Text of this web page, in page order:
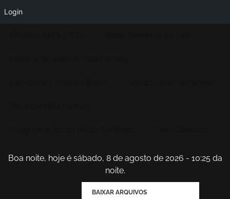
Boa noite, hoje é sábado, 8 de agosto de 2026 - 10:25 da
noite.
BAIXAR ARQUIVOS
Login